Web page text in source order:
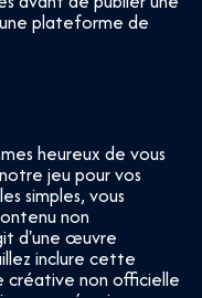
plateforme de
heureux de vous
jeu pour vos
simples, vous
non
d'une œuvre
inclure cette
non officielle